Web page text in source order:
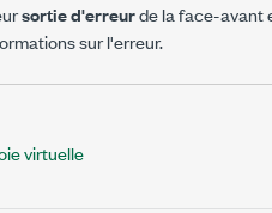
sortie d'erreurde la face-avant
sur l'erreur.
virtuelle